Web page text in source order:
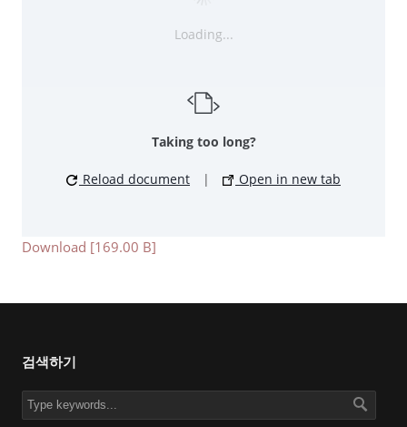
Loading...
Taking too long?
Reload document | Open in new tab
Download [169.00 B]
검색하기